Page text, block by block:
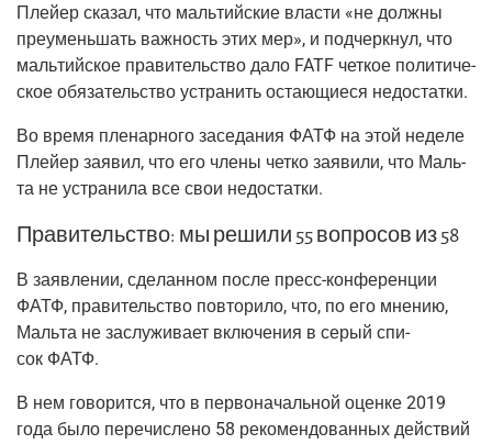
Плей­ер ска­зал, что маль­тий­ские вла­сти «не долж­ны
пре­умень­шать важ­ность этих мер», и под­черк­нул, что
маль­тий­ское пра­ви­тель­ство дало FATF чет­кое поли­ти­че­
ское обя­за­тель­ство устра­нить оста­ю­щи­е­ся недостатки.
Во вре­мя пле­нар­но­го засе­да­ния ФАТФ на этой неде­ле
Плей­ер заявил, что его чле­ны чет­ко заяви­ли, что Маль­
та не устра­ни­ла все свои недостатки.
Правительство: мы решили 55 вопросов из 58
В заяв­ле­нии, сде­лан­ном после пресс-кон­фе­рен­ции
ФАТФ, пра­ви­тель­ство повто­ри­ло, что, по его мне­нию,
Маль­та не заслу­жи­ва­ет вклю­че­ния в серый спи­
сок ФАТФ.
В нем гово­рит­ся, что в пер­во­на­чаль­ной оцен­ке 2019
года было пере­чис­ле­но 58 реко­мен­до­ван­ных дей­ствий